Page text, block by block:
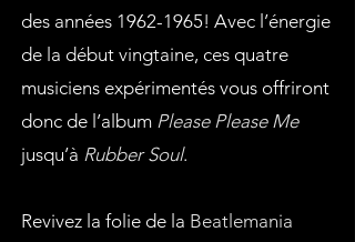
des années 1962-1965! Avec l’énergie
de la début vingtaine, ces quatre
musiciens expérimentés vous offriront
donc de l’album Please Please Me
jusqu’à Rubber Soul.
Revivez la folie de la Beatlemania